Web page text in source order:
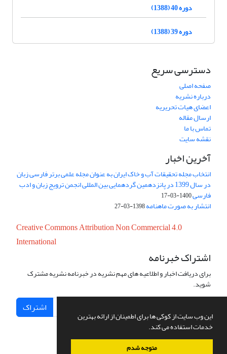
این وب سایت از کوکی ها برای اطمینان از ارائه بهترین
خدمات استفاده می کند.
متوجه شدم
دوره 40 (1388)
دوره 39 (1388)
دسترسی سریع
صفحه اصلی
درباره نشریه
اعضای هیات تحریریه
ارسال مقاله
تماس با ما
نقشه سایت
آخرین اخبار
انتخاب مجله تحقیقات آب و خاک ایران به عنوان مجله علمی برتر فارسی زبان
در سال 1399 در پانزدهمین گردهمایی بین المللی انجمن ترویج زبان و ادب
فارسی1400-03-17
انتشار به صورت ماهنامه1398-03-27
Creative Commons Attribution Non Commercial 4.0
International
اشتراک خبرنامه
برای دریافت اخبار و اطلاعیه های مهم نشریه در خبرنامه نشریه مشترک
شوید.
اشتراک